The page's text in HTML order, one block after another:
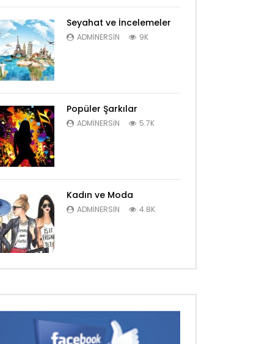
izle
Seyahat ve İncelemeler
ADMINERSIN 9K
Popüler Şarkılar
ADMINERSIN 5.7K
Kadın ve Moda
ADMINERSIN 4.8K